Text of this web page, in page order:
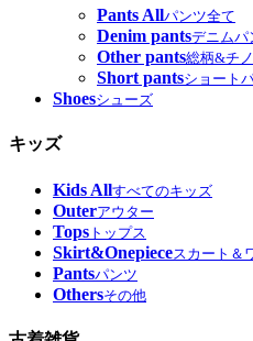
Pants Allパンツ全て
Denim pantsデニムパ
Other pants総柄&チ
Short pantsショート
Shoesシューズ
キッズ
Kids Allすべてのキッズ
Outerアウター
Tops トップス
Skirt&Onepieceスカート＆
Pantsパンツ
Othersその他